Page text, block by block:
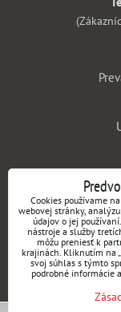
Cookies používame
webovej stránky,
údajov o jej
nástroje a služby
môžu preniesť k
krajinách. Kliknutím na
svoj súhlas s týmto
podrobné informácie